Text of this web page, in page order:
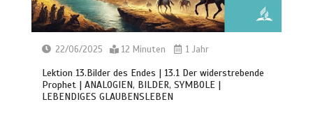
22/06/2025 12 Minuten 1 Jahr
Lektion 13.Bilder des Endes | 13.1 Der widerstrebende
Prophet | ANALOGIEN, BILDER, SYMBOLE |
LEBENDIGES GLAUBENSLEBEN